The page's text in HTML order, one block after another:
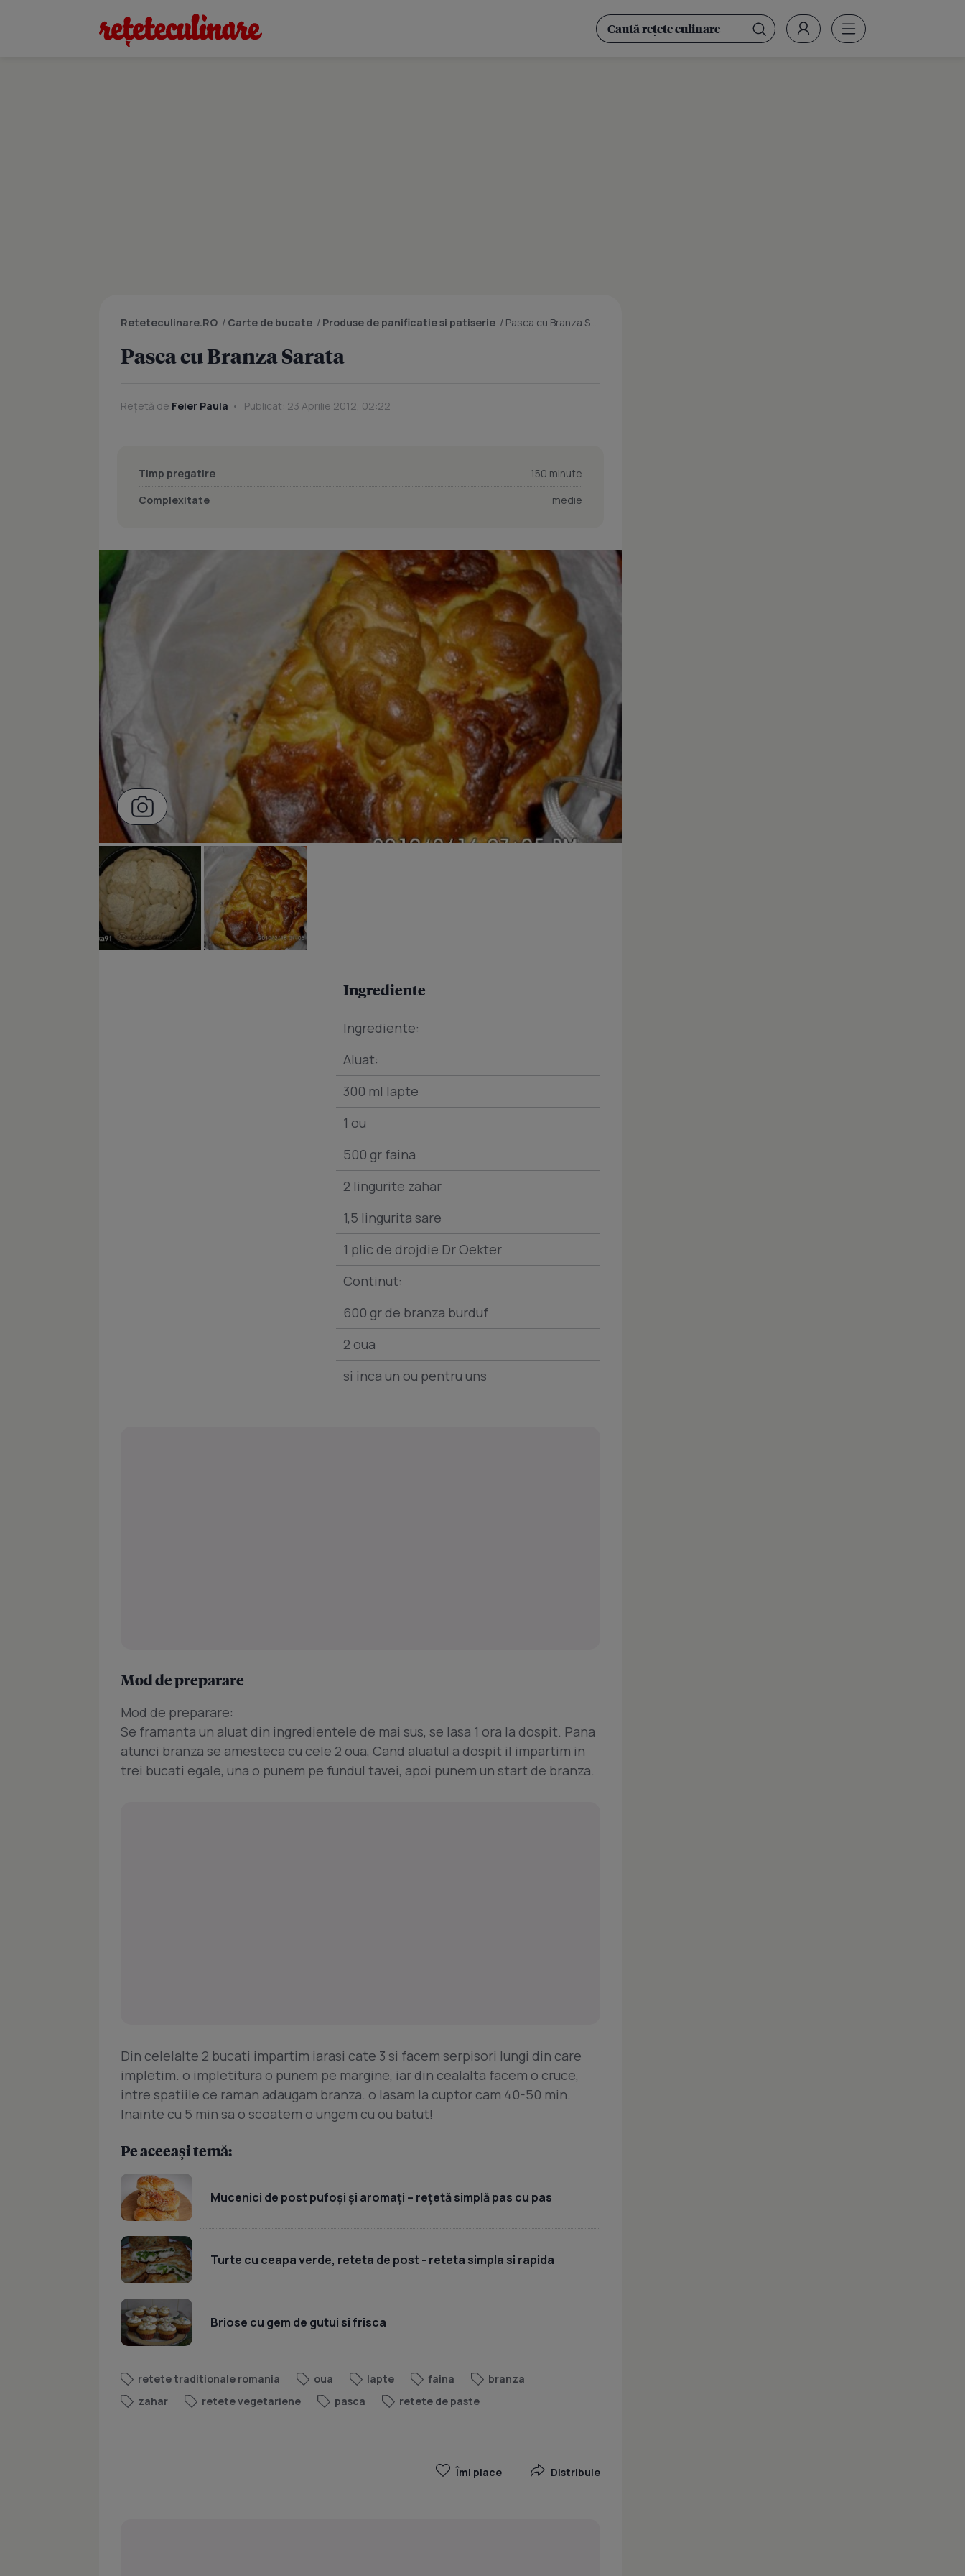
Reteteculinare.RO / Carte de bucate / Produse de panificatie si patiserie / Pasca cu Branza Sarata
Pasca cu Branza Sarata
Rețetă de Feier Paula Publicat: 23 Aprilie 2012, 02:22
Timp pregatire
150 minute
Complexitate
medie
Ingrediente
Ingrediente:
Aluat:
300 ml lapte
1 ou
500 gr faina
2 lingurite zahar
1,5 lingurita sare
1 plic de drojdie Dr Oekter
Continut:
600 gr de branza burduf
2 oua
si inca un ou pentru uns
Mod de preparare
Mod de preparare:
Se framanta un aluat din ingredientele de mai sus, se lasa 1 ora la dospit. Pana
atunci branza se amesteca cu cele 2 oua, Cand aluatul a dospit il impartim in
trei bucati egale, una o punem pe fundul tavei, apoi punem un start de branza.
Din celelalte 2 bucati impartim iarasi cate 3 si facem serpisori lungi din care
impletim. o impletitura o punem pe margine, iar din cealalta facem o cruce,
intre spatiile ce raman adaugam branza. o lasam la cuptor cam 40-50 min.
Inainte cu 5 min sa o scoatem o ungem cu ou batut!
Pe aceeași temă:
Mucenici de post pufoși și aromați – rețetă simplă pas cu pas
Turte cu ceapa verde, reteta de post - reteta simpla si rapida
Briose cu gem de gutui si frisca
retete traditionale romania oua lapte faina
branza
zahar
retete vegetariene pasca retete de paste
Îmi place Distribuie